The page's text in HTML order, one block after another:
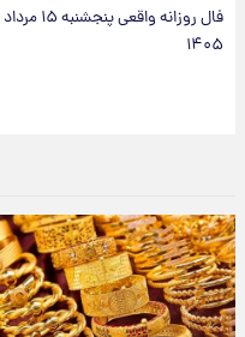
فال روزانه واقعی پنجشنبه ۱۵ مرداد
۱۴۰۵